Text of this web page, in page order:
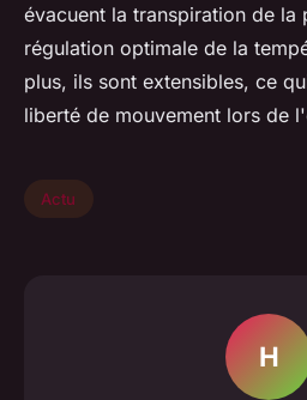
évacuent la transpiration de la
régulation optimale de la
plus, ils sont extensibles, ce
liberté de mouvement lors de
Actu
H